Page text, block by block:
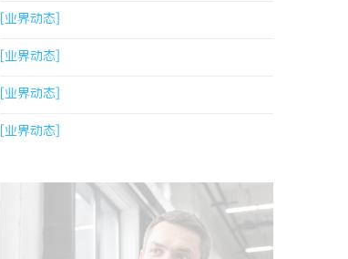
[业界动态]
[业界动态]
[业界动态]
[业界动态]